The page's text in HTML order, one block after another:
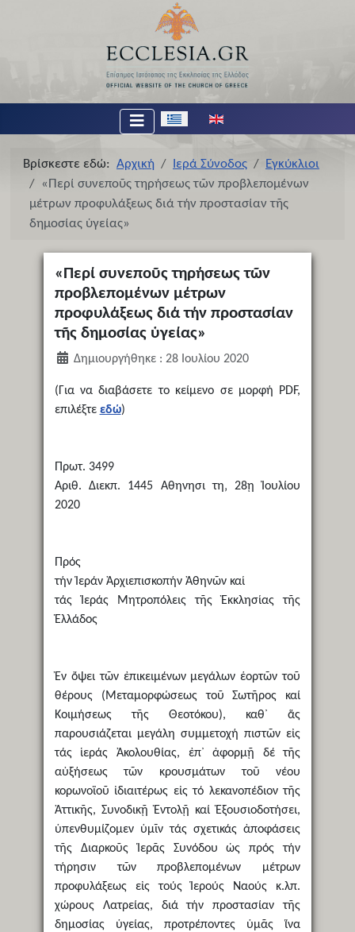
Επιλέξτε τη γλώσσα σας
Βρίσκεστε εδώ: Αρχική Ιερά Σύνοδος
Εγκύκλιοι
«Περί συνεποῦς τηρήσεως τῶν προβλεπομένων
μέτρων προφυλάξεως διά τήν προστασίαν τῆς
δημοσίας ὑγείας»
«Περί συνεποῦς τηρήσεως τῶν
προβλεπομένων μέτρων
προφυλάξεως διά τήν προστασίαν
τῆς δημοσίας ὑγείας»
Δημιουργήθηκε : 28 Ιουλίου 2020
(Για να διαβάσετε το κείμενο σε μορφή PDF,
επιλέξτε εδώ)
Πρωτ. 3499
Αριθ. Διεκπ. 1445 Αθηνησι τη‚ 28ῃ Ἰουλίου
2020
Πρός
τήν Ἱεράν Ἀρχιεπισκοπήν Ἀθηνῶν καί
τάς Ἱεράς Μητροπόλεις τῆς Ἐκκλησίας τῆς
Ἑλλάδος
Ἐν ὄψει τῶν ἐπικειμένων μεγάλων ἑορτῶν τοῦ
θέρους (Μεταμορφώσεως τοῦ Σωτῆρος καί
Κοιμήσεως τῆς Θεοτόκου), καθ᾿ ἅς
παρουσιάζεται μεγάλη συμμετοχή πιστῶν εἰς
τάς ἱεράς Ἀκολουθίας, ἐπ᾿ ἀφορμῇ δέ τῆς
αὐξήσεως τῶν κρουσμάτων τοῦ νέου
κορωνοϊοῦ ἰδιαιτέρως εἰς τό λεκανοπέδιον τῆς
Ἀττικῆς, Συνοδικῇ Ἐντολῇ καί Ἐξουσιοδοτήσει,
ὑπενθυμίζομεν ὑμῖν τάς σχετικάς ἀποφάσεις
τῆς Διαρκοῦς Ἱερᾶς Συνόδου ὡς πρός τήν
τήρησιν τῶν προβλεπομένων μέτρων
προφυλάξεως εἰς τούς Ἱερούς Ναούς κ.λπ.
χώρους Λατρείας, διά τήν προστασίαν τῆς
δημοσίας ὑγείας, προτρέποντες ὑμᾶς ἵνα